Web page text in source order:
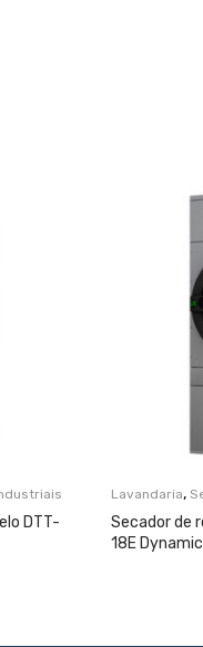
DTT-
Lavandaria,
Secador de
18E Dynamic